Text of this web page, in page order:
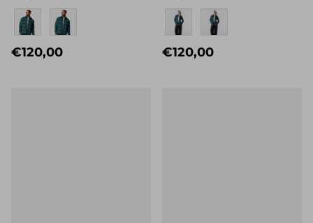
Eigenname
€120,00
Eigenname
€120,00